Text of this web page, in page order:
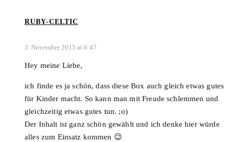
RUBY-CELTIC
3. November 2015 at 6:47
Hey meine Liebe,
ich finde es ja schön, dass diese Box auch gleich etwas gutes
für Kinder macht. So kann man mit Freude schlemmen und
gleichzeitig etwas gutes tun. ;o)
Der Inhalt ist ganz schön gewählt und ich denke hier würde
alles zum Einsatz kommen 😉